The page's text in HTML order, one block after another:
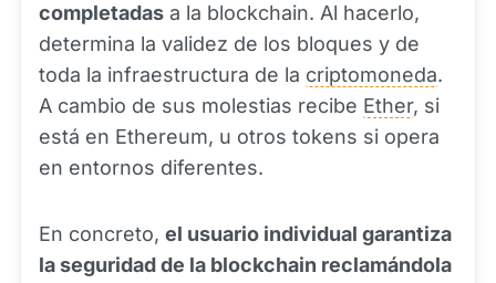
completadas a la blockchain. Al hacerlo,
determina la validez de los bloques y de
toda la infraestructura de la criptomoneda.
A cambio de sus molestias recibe Ether, si
está en Ethereum, u otros tokens si opera
en entornos diferentes.
En concreto, el usuario individual garantiza
la seguridad de la blockchain reclamándola